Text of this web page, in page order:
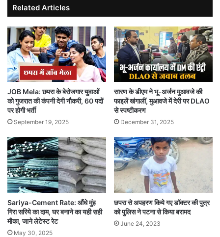
Related Articles
JOB Mela: छपरा के बेरोजगार युवाओं
को गुजरात की कंपनी देगी नौकरी, 60 पदों
पर होगी भर्ती
September 19, 2025
सारण के डीएम ने भू-अर्जन मुआवजे की
फाइलें खंगालीं, मुआवजे में देरी पर DLAO
से स्पष्टीकरण
December 31, 2025
Sariya-Cement Rate: औंधे मुंह
गिरा सरिये का दाम, घर बनाने का यही सही
मौका, जाने लेटेस्ट रेट
May 30, 2025
छपरा से अपहरण किये गए डॉक्टर की पुत्र
को पुलिस ने पटना से किया बरामद
June 24, 2023